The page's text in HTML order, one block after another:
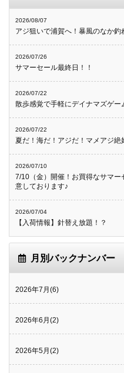
2026/08/07
アジ狙いで浦賀へ！暴風のなか
2026/07/26
サマーセール最終日！！
2026/07/22
散歩感覚で手軽にデイナマズゲー
2026/07/22
夏だ！海だ！アジだ！マメアジ絶
2026/07/10
7/10（金）開催！お買得なサマー
意しております♪
2026/07/04
【入荷情報】針替え放題！？
月別バックナンバー
2026年7月(6)
2026年6月(2)
2026年5月(2)